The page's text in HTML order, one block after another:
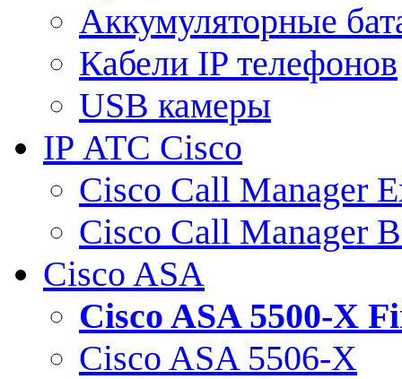
Аккумуляторные
Кабели IP телефонов
USB камеры
IP АТС Cisco
Cisco Call Manager
Cisco Call Manager
Cisco ASA
Cisco ASA 5500-X
Cisco ASA 5506-X